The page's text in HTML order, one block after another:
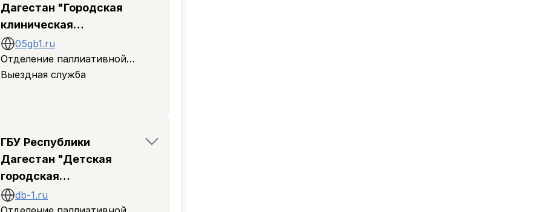
Дагестан "Городская
клиническая
больница"
05gb1.ru
Отделение паллиативной
помощи
Выездная служба
ГБУ Республики
Дагестан "Детская
городская
клиническая
db-1.ru